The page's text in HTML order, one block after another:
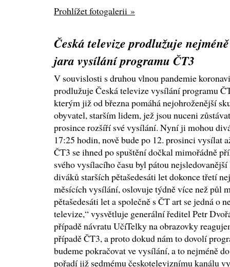
Prohlížet fotogalerii »
Česká televize prodlužuje
jara vysílání programu ČT3
V souvislosti s druhou vlnou pandemie
prodlužuje Česká televize vysílání programu
kterým již od března pomáhá nejohroženější
obyvatel, starším lidem, jež jsou nuceni
prosince rozšíří své vysílání. Nyní ji mohou
17:25 hodin, nově bude po 12. prosinci vysílat
ČT3 se ihned po spuštění dočkal mimořádně
svého vysílacího času byl pátou
diváků starších pětašedesáti let dokonce třetí
měsících vysílání, oslovuje týdně více než půl
pětašedesáti let a společně s ČT art se jedná o
televize,“ vysvětluje generální ředitel Petr
případě návratu UčíTelky na obrazovky
případě ČT3, a proto dokud nám to dovolí
budeme pokračovat ve vysílání, a to nejméně
pořadí již sedmému českoteleviznímu kanálu